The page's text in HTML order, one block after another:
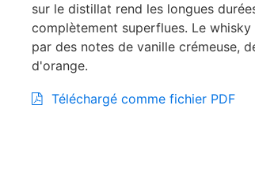
sur le distillat rend les longues
complètement superflues. Le
par des notes de vanille crémeuse,
d'orange.
Téléchargé comme fichier PDF